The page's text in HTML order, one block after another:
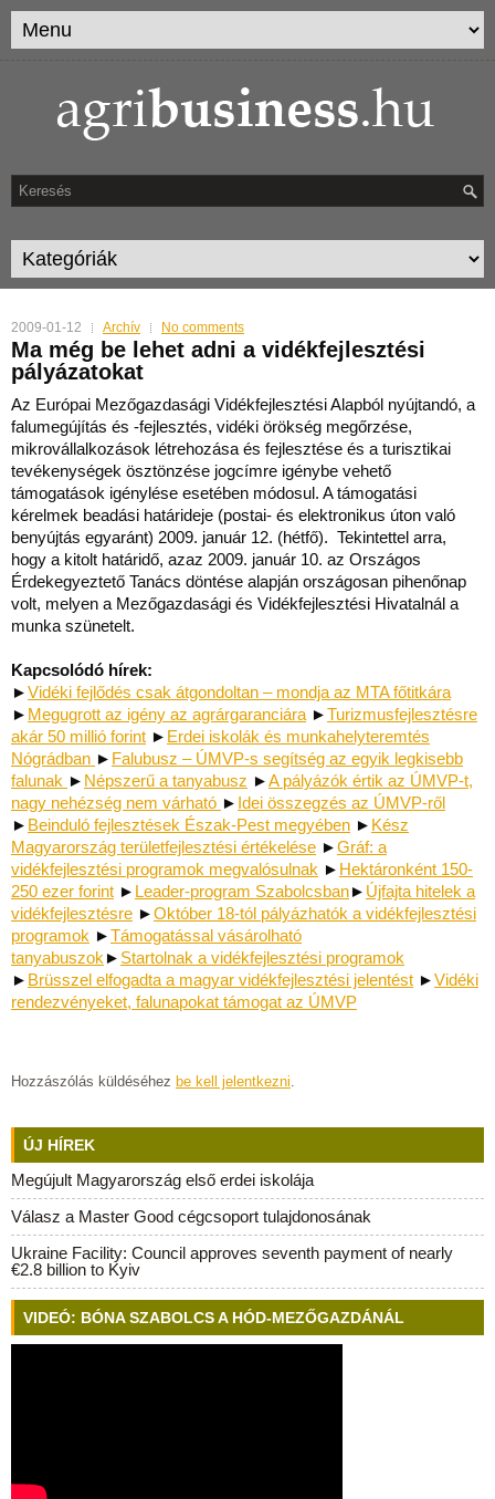
2009-01-12 Archív No comments
Ma még be lehet adni a vidékfejlesztési
pályázatokat
Az Európai Mezőgazdasági Vidékfejlesztési Alapból nyújtandó, a
falumegújítás és -fejlesztés, vidéki örökség megőrzése,
mikrovállalkozások létrehozása és fejlesztése és a turisztikai
tevékenységek ösztönzése jogcímre igénybe vehető
támogatások igénylése esetében módosul. A támogatási
kérelmek beadási határideje (postai- és elektronikus úton való
benyújtás egyaránt) 2009. január 12. (hétfő). Tekintettel arra,
hogy a kitolt határidő, azaz 2009. január 10. az Országos
Érdekegyeztető Tanács döntése alapján országosan pihenőnap
volt, melyen a Mezőgazdasági és Vidékfejlesztési Hivatalnál a
munka szünetelt.
Kapcsolódó hírek:
►Vidéki fejlődés csak átgondoltan – mondja az MTA főtitkára
► Megugrott az igény az agrárgaranciára ►Turizmusfejlesztésre
akár 50 millió forint ► Erdei iskolák és munkahelyteremtés
Nógrádban ► Falubusz – ÚMVP-s segítség az egyik legkisebb
falunak ► Népszerű a tanyabusz ►A pályázók értik az ÚMVP-t,
nagy nehézség nem várható ► Idei összegzés az ÚMVP-ről
► Beinduló fejlesztések Észak-Pest megyében ► Kész
Magyarország területfejlesztési értékelése ►Gráf: a
vidékfejlesztési programok megvalósulnak ► Hektáronként 150-
250 ezer forint ► Leader-program Szabolcsban► Újfajta hitelek a
vidékfejlesztésre ►Október 18-tól pályázhatók a vidékfejlesztési
programok ►Támogatással vásárolható
tanyabuszok ► Startolnak a vidékfejlesztési programok
► Brüsszel elfogadta a magyar vidékfejlesztési jelentést ►Vidéki
rendezvényeket, falunapokat támogat az ÚMVP
Hozzászólás küldéséhez be kell jelentkezni.
ÚJ HÍREK
Megújult Magyarország első erdei iskolája
Válasz a Master Good cégcsoport tulajdonosának
Ukraine Facility: Council approves seventh payment of nearly
€2.8 billion to Kyiv
VIDEÓ: BÓNA SZABOLCS A HÓD-MEZŐGAZDÁNÁL